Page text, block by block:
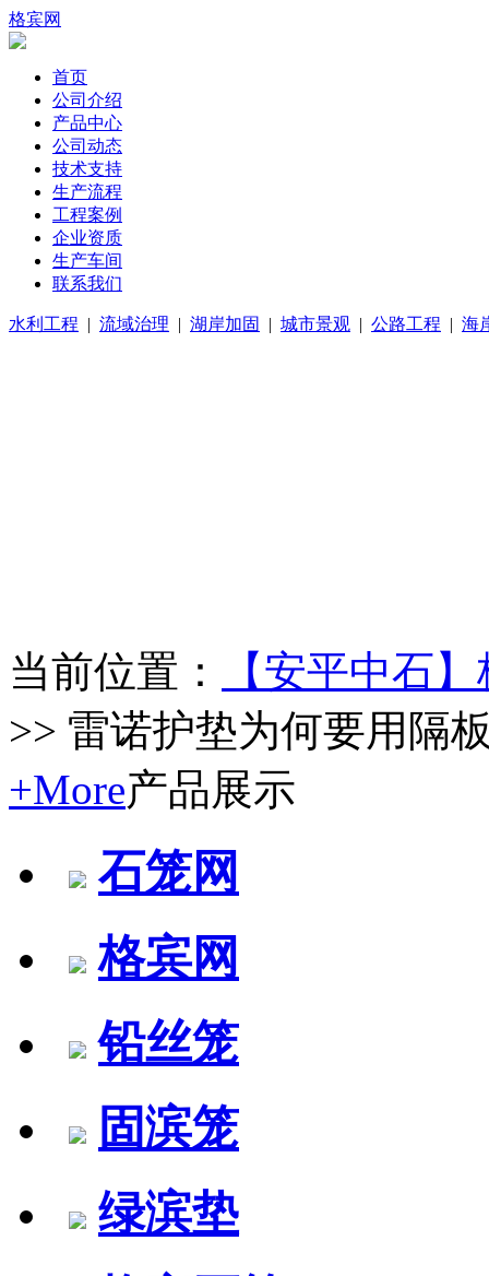
格宾网
首页
公司介绍
产品中心
公司动态
技术支持
生产流程
工程案例
企业资质
生产车间
联系我们
水利工程 | 流域治理 | 湖岸加固 | 城市景观 | 公路工程 | 海
当前位置：
【安平中石
>> 雷诺护垫为何要用隔
+More产品展示
石笼网
格宾网
铅丝笼
固滨笼
绿滨垫